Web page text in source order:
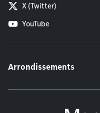
X (Twitter)
YouTube
Arrondissements